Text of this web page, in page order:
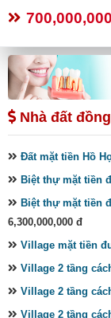
700,000,000
Nhà đất
Đất mặt tiền Hồ
Biệt thự mặt tiền
Biệt thự mặt tiền
6,300,000,000 đ
Village mặt tiền
Village 2 tầng
Village 2 tầng
Village 2 tầng